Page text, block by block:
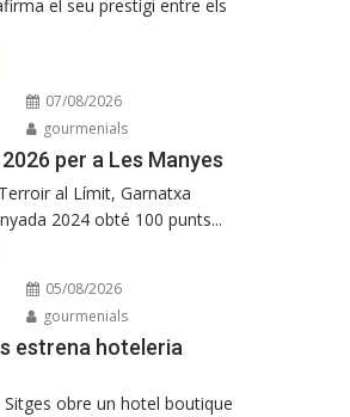
el seu prestigi entre els
07/08/2026
gourmenials
per a Les Manyes
al Límit, Garnatxa
2024 obté 100 punts...
05/08/2026
gourmenials
estrena hoteleria
obre un hotel boutique